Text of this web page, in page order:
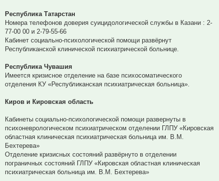
Республика Татарстан
Номера телефонов доверия суицидологической службы в Казани : 2-
77-00 00 и 2-79-55-66
Кабинет социально-психологической помощи развёрнут
Республиканской клинической психиатрической больнице.
Республика Чувашия
Имеется кризисное отделение на базе психосоматического
отделения КУ «Республиканская психиатрическая больница».
Киров и Кировская область
Кабинеты социально-психологической помощи развернуты в
психоневрологическом психиатрическом отделении ГЛПУ «Кировская
областная клиническая психиатрическая больница им. В.М.
Бехтерева»
Отделение кризисных состояний развёрнуто в отделении
пограничных состояний ГЛПУ «Кировская областная клиническая
психиатрическая больница им. В.М. Бехтерева»